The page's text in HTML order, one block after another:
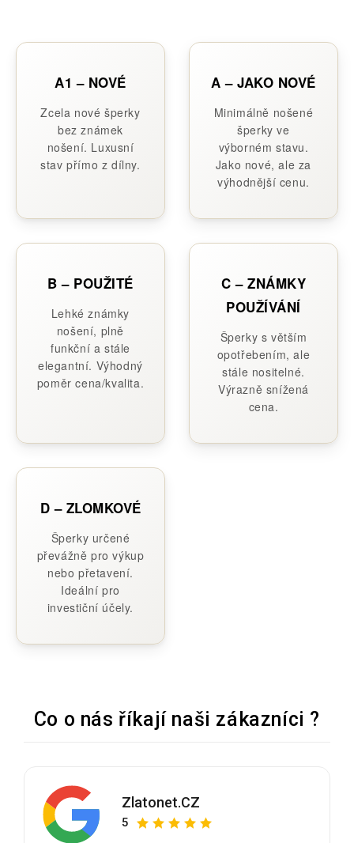
A1 – NOVÉ
Zcela nové šperky
bez známek
nošení. Luxusní
stav přímo z dílny.
A – JAKO NOVÉ
Minimálně nošené
šperky ve
výborném stavu.
Jako nové, ale za
výhodnější cenu.
B – POUŽITÉ
Lehké známky
nošení, plně
funkční a stále
elegantní. Výhodný
poměr cena/kvalita.
C – ZNÁMKY
POUŽÍVÁNÍ
Šperky s větším
opotřebením, ale
stále nositelné.
Výrazně snížená
cena.
D – ZLOMKOVÉ
Šperky určené
převážně pro výkup
nebo přetavení.
Ideální pro
investiční účely.
Co o nás říkají naši zákazníci ?
Zlatonet.CZ
5